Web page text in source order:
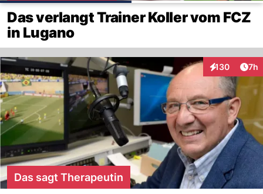
Das verlangt Trainer Koller vom FCZ
in Lugano
130
Interaktionen
7h
Das sagt Therapeutin